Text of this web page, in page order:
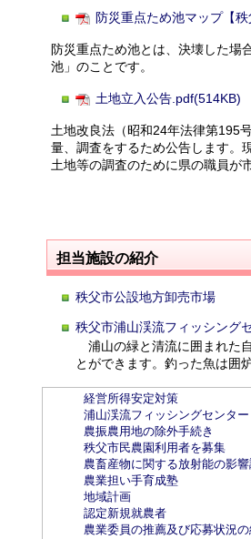
防災重点ため池マップ【
防災重点ため池とは、決壊した場
池」のことです。
土地立入公告.pdf(514KB)
土地改良法（昭和24年法律第195
量、調査をするため公告します。
土地等の調査のために県の職員が
担当施設の紹介
秩父市公設地方卸売市場
秩父市浦山渓流フィッシング
浦山の緑と清流に囲まれた
とができます。釣った魚は囲
経営所得安定対策
浦山渓流フィッシングセンター
農振農用地の除外手続き
秩父市民農園利用者を募集
農畜産物に関する放射能の影
農業担い手育成塾
地域計画
認定新規就農者
農業委員の推薦及び応募状況